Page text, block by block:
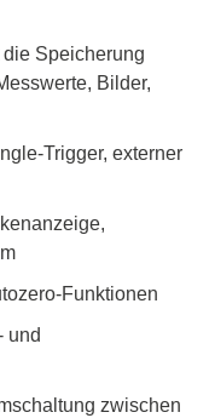
Speicherung
Bilder,
Trigger, externer
Funktionen
und
zwischen